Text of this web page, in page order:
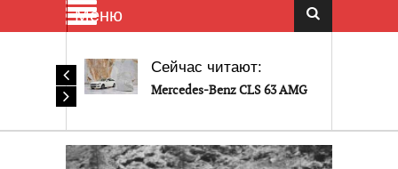
Меню
Сейчас читают:
Mercedes-Benz CLS 63 AMG